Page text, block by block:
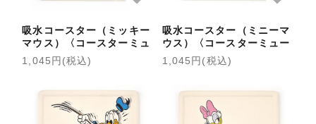
吸水コースター（ミッキー
マウス）〈コースターミュ
ージアム〉
1,045円(税込)
吸水コースター（ミニーマ
ウス）〈コースターミュー
ジアム〉
1,045円(税込)